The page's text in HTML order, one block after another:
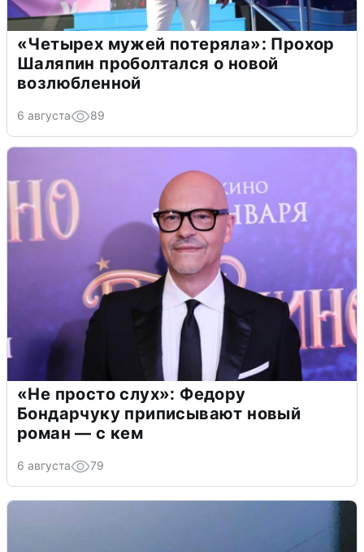
«Четырех мужей потеряла»: Прохор
Шаляпин проболтался о новой
возлюбленной
6 августа 89
«Не просто слух»: Федору
Бондарчуку приписывают новый
роман — с кем
6 августа 79